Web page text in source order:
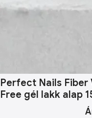
Perfect Nails Fiber
Free gél lakk alap